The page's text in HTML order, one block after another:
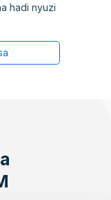
hadi nyuzi